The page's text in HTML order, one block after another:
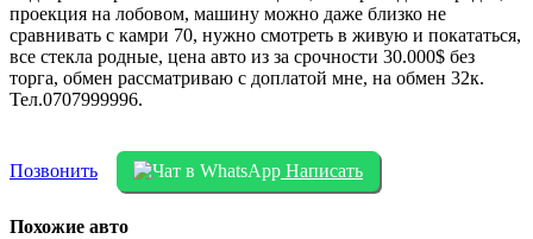
проекция на лобовом, машину можно даже близко не
сравнивать с камри 70, нужно смотреть в живую и покататься,
все стекла родные, цена авто из за срочности 30.000$ без
торга, обмен рассматриваю с доплатой мне, на обмен 32к.
Тел.0707999996.
Позвонить Написать
Похожие авто